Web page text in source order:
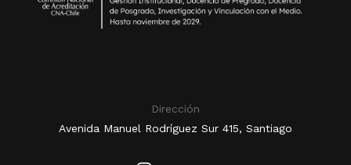
Dirección
Avenida Manuel Rodríguez Sur 415, Santiago